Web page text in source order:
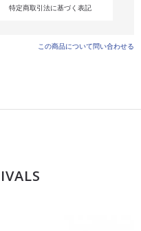
特定商取引法に基づく表記
この商品について問い合わせる